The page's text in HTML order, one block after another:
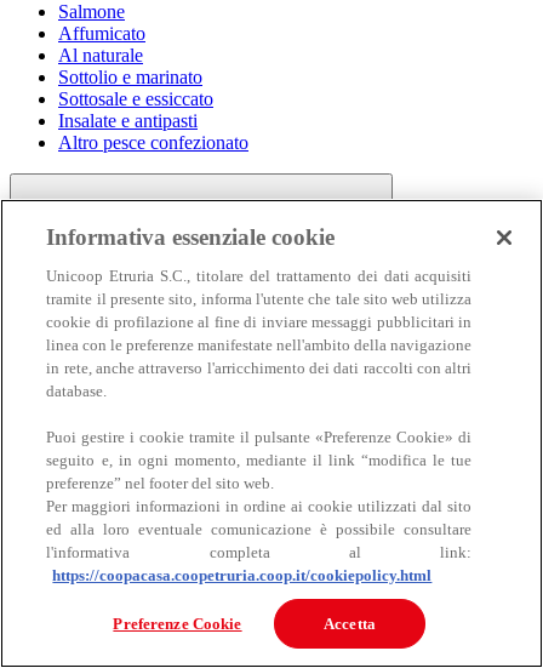
Salmone
Affumicato
Al naturale
Sottolio e marinato
Sottosale e essiccato
Insalate e antipasti
Altro pesce confezionato
Carne
Carne
Bovino
Informativa essenziale cookie
Unicoop Etruria S.C., titolare del trattamento dei dati acquisiti
tramite il presente sito, informa l'utente che tale sito web utilizza
cookie di profilazione al fine di inviare messaggi pubblicitari in
linea con le preferenze manifestate nell'ambito della navigazione
in rete, anche attraverso l'arricchimento dei dati raccolti con altri
database.
Puoi gestire i cookie tramite il pulsante «Preferenze Cookie» di
seguito e, in ogni momento, mediante il link “modifica le tue
preferenze” nel footer del sito web.
Per maggiori informazioni in ordine ai cookie utilizzati dal sito
ed alla loro eventuale comunicazione è possibile consultare
l'informativa completa al link:
https://coopacasa.coopetruria.coop.it/cookiepolicy.html
Preferenze Cookie Accetta